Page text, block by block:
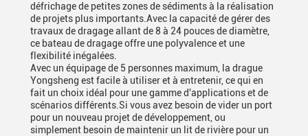
défrichage de petites zones de sédiments à la réalisation
de projets plus importants.Avec la capacité de gérer des
travaux de dragage allant de 8 à 24 pouces de diamètre,
ce bateau de dragage offre une polyvalence et une
flexibilité inégalées.
Avec un équipage de 5 personnes maximum, la drague
Yongsheng est facile à utiliser et à entretenir, ce qui en
fait un choix idéal pour une gamme d'applications et de
scénarios différents.Si vous avez besoin de vider un port
pour un nouveau projet de développement, ou
simplement besoin de maintenir un lit de rivière pour un